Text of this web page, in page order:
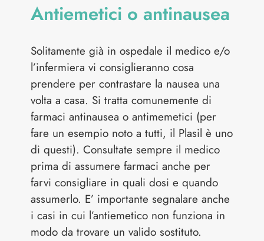
Antiemetici o antinausea
Solitamente già in ospedale il medico e/o
l’infermiera vi consiglieranno cosa
prendere per contrastare la nausea una
volta a casa. Si tratta comunemente di
farmaci antinausea o antimemetici (per
fare un esempio noto a tutti, il Plasil è uno
di questi). Consultate sempre il medico
prima di assumere farmaci anche per
farvi consigliare in quali dosi e quando
assumerlo. E’ importante segnalare anche
i casi in cui l’antiemetico non funziona in
modo da trovare un valido sostituto.